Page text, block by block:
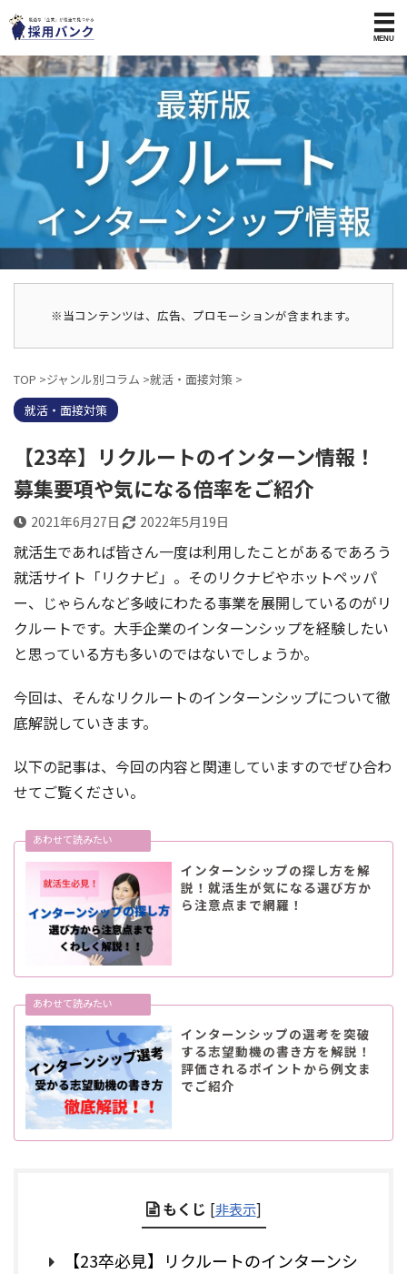
※当コンテンツは、広告、プロモーションが含まれます。
TOP >ジャンル別コラム >就活・面接対策 >
就活・面接対策
【23卒】リクルートのインターン情報！
募集要項や気になる倍率をご紹介
2021年6月27日 2022年5月19日
就活生であれば皆さん一度は利用したことがあるであろう
就活サイト「リクナビ」。そのリクナビやホットペッパ
ー、じゃらんなど多岐にわたる事業を展開しているのがリ
クルートです。大手企業のインターンシップを経験したい
と思っている方も多いのではないでしょうか。
今回は、そんなリクルートのインターンシップについて徹
底解説していきます。
以下の記事は、今回の内容と関連していますのでぜひ合わ
せてご覧ください。
インターンシップの探し方を解
説！就活生が気になる選び方か
ら注意点まで網羅！
インターンシップの選考を突破
する志望動機の書き方を解説！
評価されるポイントから例文ま
でご紹介
もくじ [非表示]
【23卒必見】リクルートのインターンシ